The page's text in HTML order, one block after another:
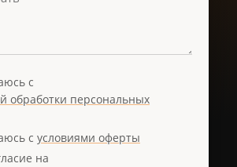
с
обработки персональных
с условиями оферты
на